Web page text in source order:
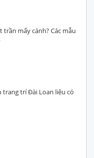
trần mấy cánh? Các mẫu
trang trí Đài Loan liệu có